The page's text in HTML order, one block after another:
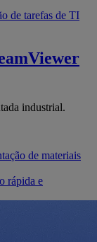
de tarefas de TI
industrial.
de materiais
rápida e